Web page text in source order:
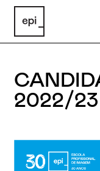
2022/23